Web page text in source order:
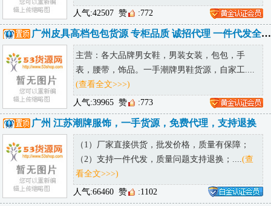
人气:42507 赞 :772
广州皮具高档包包货源 专柜品质 诚招代理 一件代发全球可达
主营：各大品牌男女鞋，男装女装，包包，手
表，腰带，饰品。一手潮牌男鞋货源，自家工....
(查看全文>>>)
人气:39965 赞 :773
广州 江苏潮牌服饰，一手货源，免费代理，支持退换
（1）厂家直接供货，批发价格，质量有保障；
（2）支持一件代发，质量问题支持退换；.... (查
看全文>>>)
人气:66460 赞 :1102